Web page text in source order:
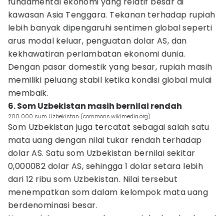
kawasan Asia Tenggara. Tekanan terhadap rupiah
lebih banyak dipengaruhi sentimen global seperti
arus modal keluar, penguatan dolar AS, dan
kekhawatiran perlambatan ekonomi dunia.
Dengan pasar domestik yang besar, rupiah masih
memiliki peluang stabil ketika kondisi global mulai
membaik.
6. Som Uzbekistan masih bernilai rendah
200 000 sum Uzbekistan (commons.wikimedia.org)
Som Uzbekistan juga tercatat sebagai salah satu
mata uang dengan nilai tukar rendah terhadap
dolar AS. Satu som Uzbekistan bernilai sekitar
0,000082 dolar AS, sehingga 1 dolar setara lebih
dari 12 ribu som Uzbekistan. Nilai tersebut
menempatkan som dalam kelompok mata uang
berdenominasi besar.